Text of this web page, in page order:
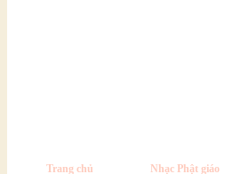
Trang chủ Nhạc Phật giáo